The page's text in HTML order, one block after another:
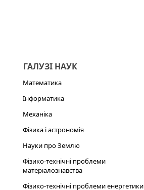
ГАЛУЗІ НАУК
Математика
Інформатика
Механіка
Фізика і астрономія
Науки про Землю
Фізико-технічні проблеми
матеріалознавства
Фізико-технічні проблеми енергетики